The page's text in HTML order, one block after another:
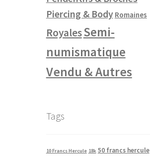
Piercing & Body Romaines
RoyalesSemi-
numismatique
Vendu & Autres
Tags
10 Francs Hercule 18k 50 francs hercule